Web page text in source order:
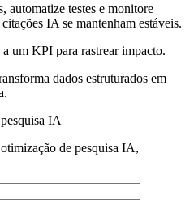
automatize testes e monitore
IA se mantenham estáveis.
um KPI para rastrear impacto.
dados estruturados em
IA
de pesquisa IA,